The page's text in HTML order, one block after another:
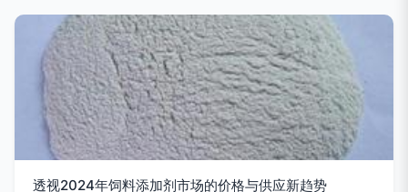
透视2024年饲料添加剂市场的价格与供应新趋势